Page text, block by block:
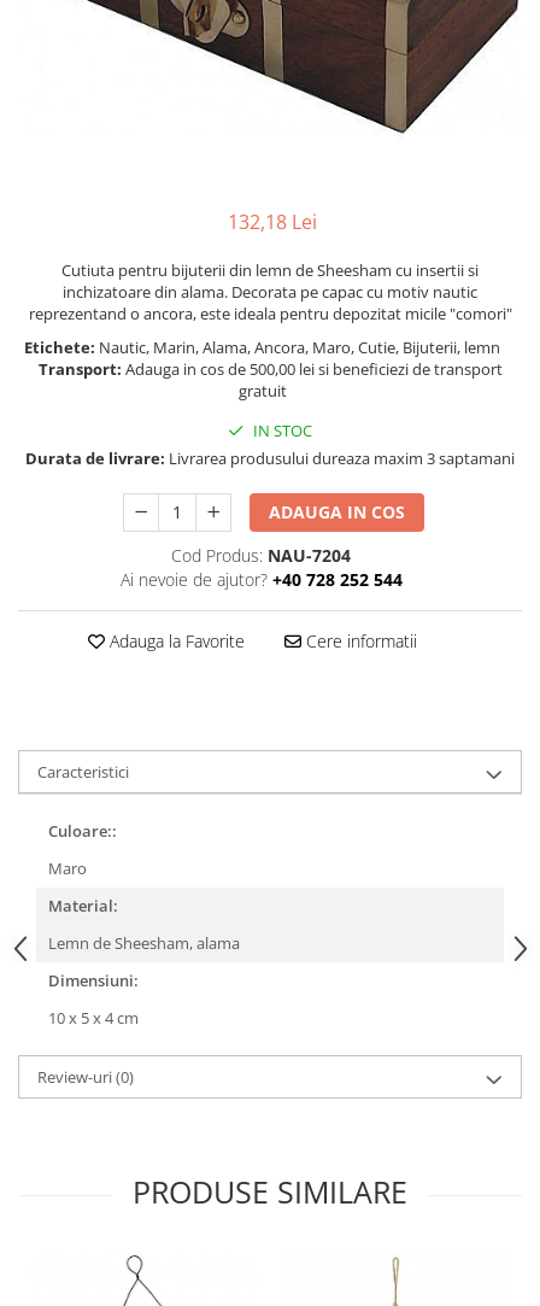
Barci, vapoare, ambarcatiuni
132,18 Lei
Cutiuta pentru bijuterii din lemn de Sheesham cu insertii si
inchizatoare din alama. Decorata pe capac cu motiv nautic
reprezentand o ancora, este ideala pentru depozitat micile "comori"
Etichete: Nautic, Marin, Alama, Ancora, Maro, Cutie, Bijuterii, lemn
Transport: Adauga in cos de 500,00 lei si beneficiezi de transport
gratuit
IN STOC
Durata de livrare: Livrarea produsului dureaza maxim 3 saptamani
ADAUGA IN COS
Cod Produs: NAU-7204
Ai nevoie de ajutor? +40 728 252 544
Adauga la Favorite Cere informatii
Caracteristici
Culoare::
Maro
Material:
Lemn de Sheesham, alama
Dimensiuni:
10 x 5 x 4 cm
Review-uri(0)
PRODUSE SIMILARE